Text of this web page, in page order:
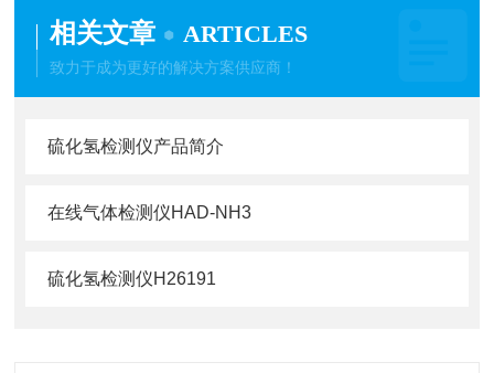
相关文章 ARTICLES
致力于成为更好的解决方案供应商！
硫化氢检测仪产品简介
在线气体检测仪HAD-NH3
硫化氢检测仪H26191